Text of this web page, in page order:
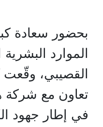
بحضور سعادة
الموارد
القصيبي، وقّعت
تعاون مع شركة
في إطار جهود